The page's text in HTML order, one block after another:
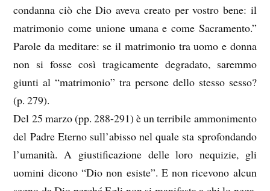
condanna ciò che Dio aveva creato per vostro bene: il
matrimonio come unione umana e come Sacramento.”
Parole da meditare: se il matrimonio tra uomo e donna
non si fosse così tragicamente degradato, saremmo
giunti al “matrimonio” tra persone dello stesso sesso?
(p. 279).
Del 25 marzo (pp. 288-291) è un terribile ammonimento
del Padre Eterno sull’abisso nel quale sta sprofondando
l’umanità. A giustificazione delle loro nequizie, gli
uomini dicono “Dio non esiste”. E non ricevono alcun